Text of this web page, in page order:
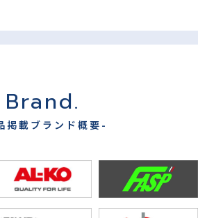
Brand.
掲載ブランド概要-